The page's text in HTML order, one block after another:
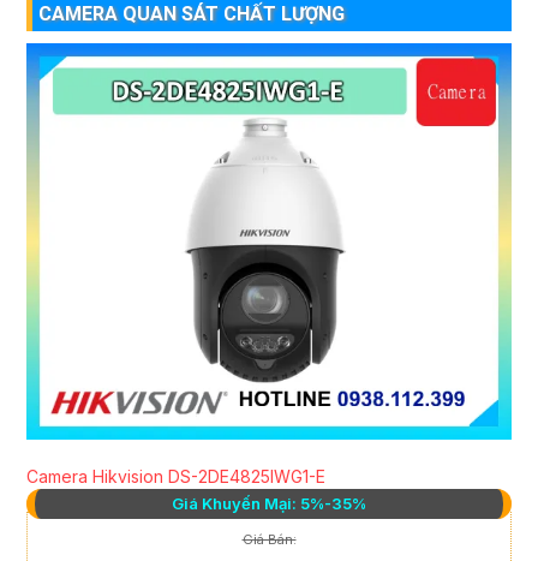
CAMERA QUAN SÁT CHẤT LƯỢNG
Camera Hikvision DS-2DE4825IWG1-E
Giá Khuyến Mại: 5%-35%
Giá Bán: